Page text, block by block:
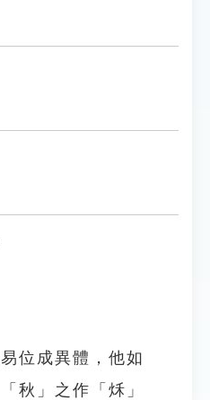
位成異體，他如
秋」之作「秌」